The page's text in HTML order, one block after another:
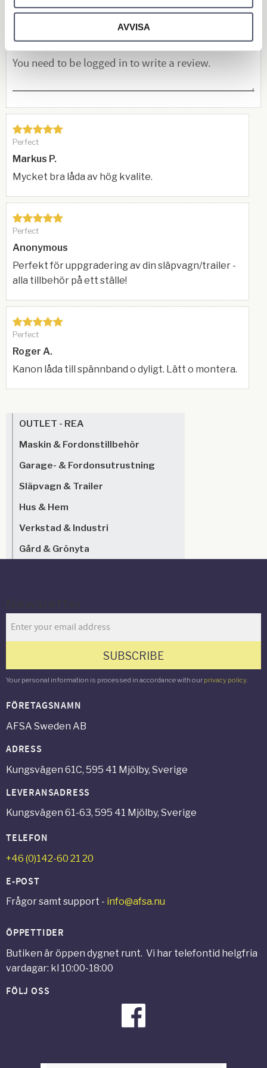
AVVISA
Perfect
Markus P.
Mycket bra låda av hög kvalite.
Perfect
Anonymous
Perfekt för uppgradering av din släpvagn/trailer -
alla tillbehör på ett ställe!
Perfect
Roger A.
Kanon låda till spännband o dyligt. Lätt o montera.
OUTLET - REA
Maskin & Fordonstillbehör
Garage- & Fordonsutrustning
Släpvagn & Trailer
Hus & Hem
Verkstad & Industri
Gård & Grönyta
SUBSCRIBE
Your personal information is processed in accordance with our privacy policy.
FÖRETAGSNAMN
AFSA Sweden AB
ADRESS
Kungsvägen 61C, 595 41 Mjölby, Sverige
LEVERANSADRESS
Kungsvägen 61-63, 595 41 Mjölby, Sverige
TELEFON
+46 (0)142-60 21 20
E-POST
Frågor samt support - info@afsa.nu
ÖPPETTIDER
Butiken är öppen dygnet runt. Vi har telefontid helgfria
vardagar: kl 10:00-18:00
FÖLJ OSS